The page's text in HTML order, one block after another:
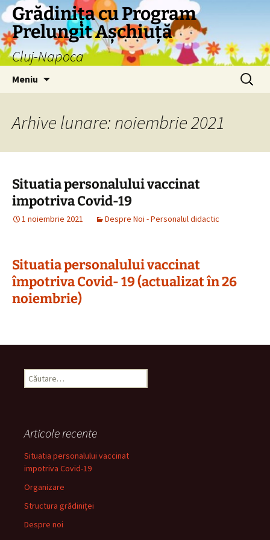
Grădinița cu Program
Prelungit Așchiuță
Cluj-Napoca
Meniu
Caută
după:
Arhive lunare: noiembrie 2021
Situatia personalului vaccinat
impotriva Covid-19
1 noiembrie 2021 Despre Noi - Personalul didactic
Situatia personalului vaccinat
împotriva Covid- 19 (actualizat în 26
noiembrie)
Caută
după:
Articole recente
Situatia personalului vaccinat
impotriva Covid-19
Organizare
Structura grădiniței
Despre noi